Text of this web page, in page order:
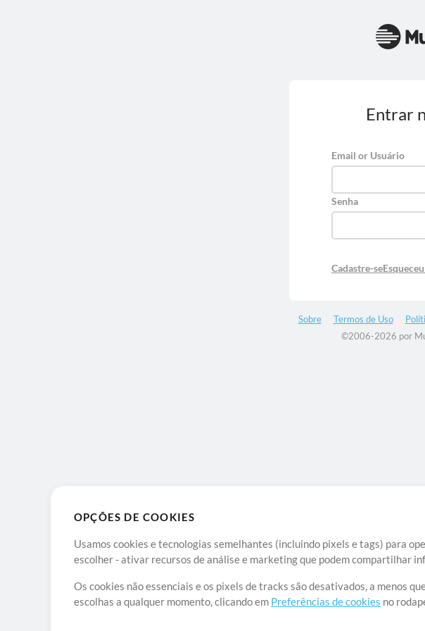
OPÇÕES DE COOKIES
Usamos cookies e tecnologias semelhantes (incluindo pixels e tags) para
escolher - ativar recursos de análise e marketing que podem compartilhar
Os cookies não essenciais e os pixels de tracks são desativados, a menos
escolhas a qualquer momento, clicando em Preferências de cookies no
Entrar
Email or Usuário
Senha
Cadastre-se
Sobre Termos de Uso
©2006-2026 por